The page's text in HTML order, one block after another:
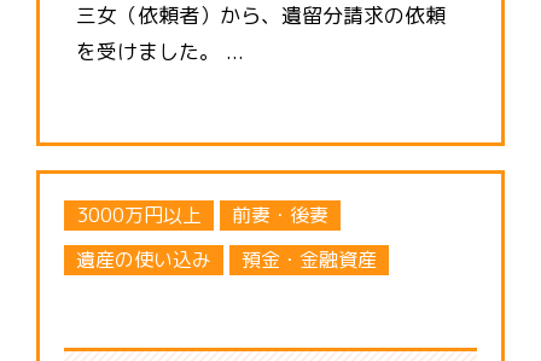
三女（依頼者）から、遺留分請求の依頼
を受けました。 ...
3000万円以上
前妻・後妻
遺産の使い込み
預金・金融資産